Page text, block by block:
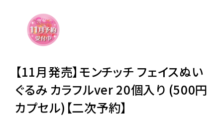
ご利用ガイド
06-6282-7659
【11月発売】モンチッチ フェイスぬい
ぐるみ カラフルver 20個入り (500円
カプセル)【二次予約】